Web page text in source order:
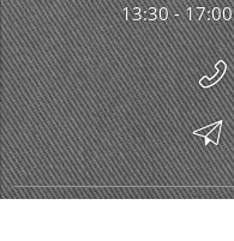
13:30 - 17:00